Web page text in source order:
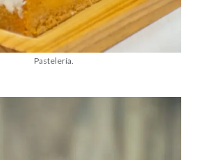
Pastelería.